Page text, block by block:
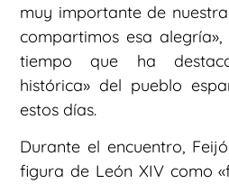
muy importante de
compartimos esa
tiempo que ha
histórica» del pueblo
estos días.
Durante el encuentro,
figura de León XIV como